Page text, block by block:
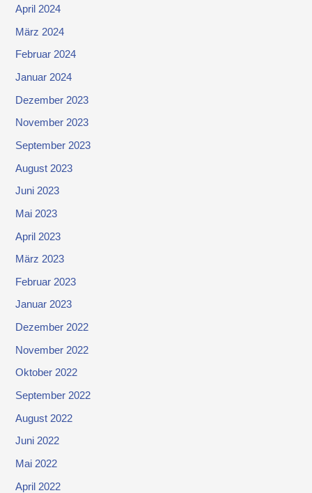
April 2024
März 2024
Februar 2024
Januar 2024
Dezember 2023
November 2023
September 2023
August 2023
Juni 2023
Mai 2023
April 2023
März 2023
Februar 2023
Januar 2023
Dezember 2022
November 2022
Oktober 2022
September 2022
August 2022
Juni 2022
Mai 2022
April 2022